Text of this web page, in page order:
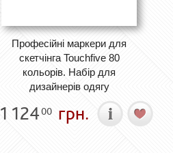
Професійні маркери для
скетчінга Touchfive 80
кольорів. Набір для
дизайнерів одягу
1 12400 грн.